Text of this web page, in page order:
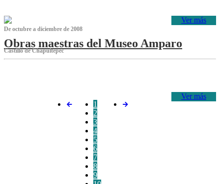
Ver más
De octubre a diciembre de 2008
Obras maestras del Museo Amparo
Castillo de Chapultepec
Ver más
1
2
3
4
5
6
7
8
9